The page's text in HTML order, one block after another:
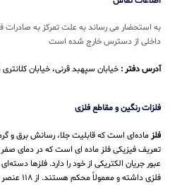
به استحضار می رساند به علت تمرکز به صادرات
داخلی از دسترس خارج شده است
آدرس دفتر : خیابان سپهبد قرنی، خیابان
فلزات رنگین و مقاطع فلزی
فلز ماده‌ای است که قابلیت جلا، رسانش برق و
عبور جریان الکتریکی از خود را دارد. فلزها